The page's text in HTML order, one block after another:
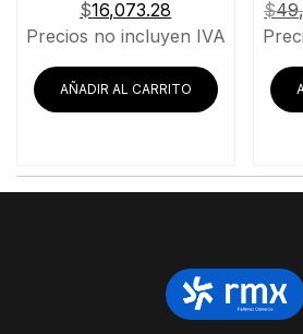
$16,073.28
Precios no incluyen IVA
AÑADIR AL CARRITO
$